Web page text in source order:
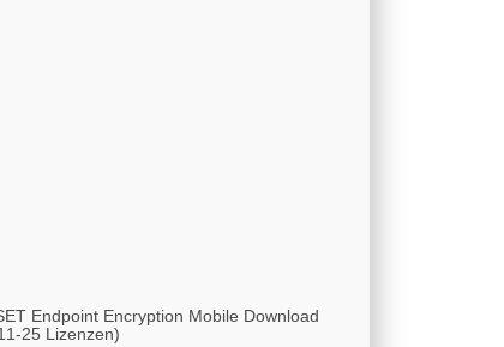
Endpoint Encryption Mobile Download
25 Lizenzen)